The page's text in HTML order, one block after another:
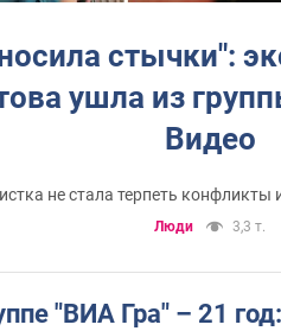
стычки":
ушла из
Видео
не стала терпеть конфликты
Люди 3,3 т.
"ВИА Гра" – 21